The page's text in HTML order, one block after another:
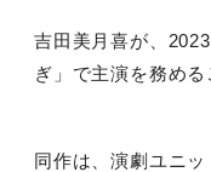
吉田美月喜が、 2023
ぎ」で主演を務める
同作は、演劇ユニッ